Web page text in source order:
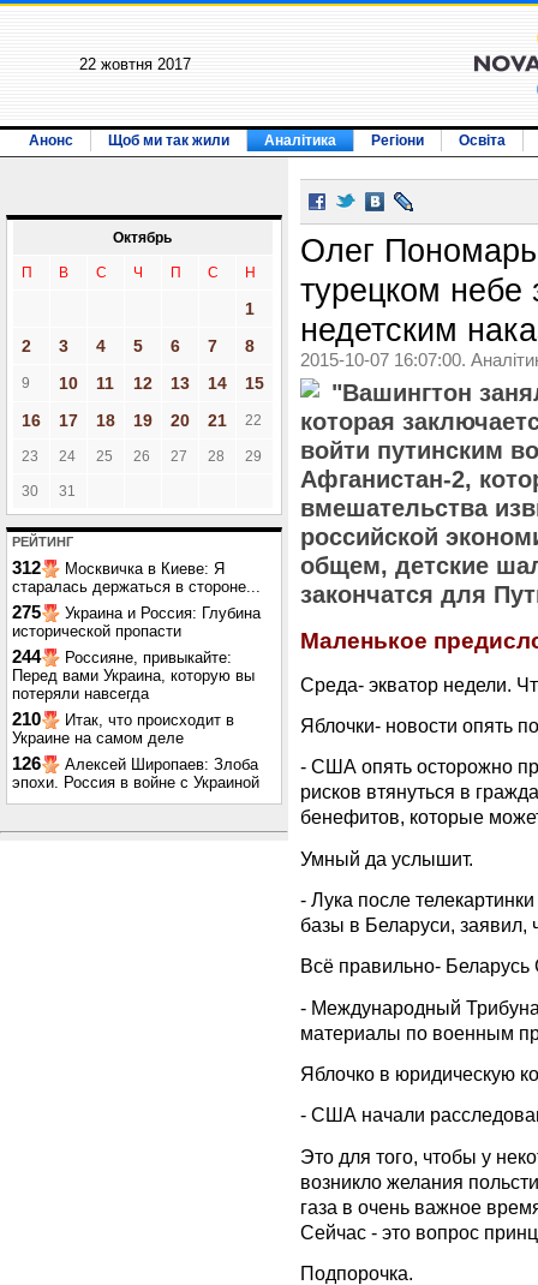
22 жовтня 2017
Анонс Щоб ми так жили Аналітика Регіони Освіта
Октябрь
П В С Ч П С Н
1
2
3 4 5 6 7 8
9 10 11 12 13 14
15
16
17 18 19 20 21 22
23 24 25 26 27 28 29
30 31
РЕЙТИНГ
312
Москвичка в Киеве: Я
старалась держаться в стороне...
275
Украина и Россия: Глубина
исторической пропасти
244
Россияне, привыкайте:
Перед вами Украина, которую вы
потеряли навсегда
210
Итак, что происходит в
Украине на самом деле
126
Алексей Широпаев: Злоба
эпохи. Россия в войне с Украиной
Олег
турецком небе
недетским
2015-10-07 16:07:00.
"Вашингтон
которая
войти путинским
Афганистан-2,
вмешательства
российской
общем, детские
закончатся для
Маленькое
Среда- экватор недели.
Яблочки- новости опять
- США опять осторожно
рисков втянуться в
бенефитов, которые
Умный да услышит.
- Лука после
базы в Беларуси, заявил,
Всё правильно- Беларусь
- Международный
материалы по военным
Яблочко в юридическую
- США начали
Это для того, чтобы у
возникло желания
газа в очень важное
Сейчас - это вопрос
Подпорочка.